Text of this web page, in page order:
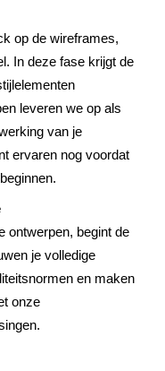
op de wireframes,
In deze fase krijgt de
leveren we op als
van je
ervaren nog voordat
ontwerpen, begint de
je volledige
en maken
onze